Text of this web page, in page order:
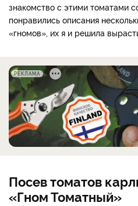
знакомство с этими томатами
понравились описания
«гномов», их я и решила
РЕКЛАМА
Посев томатов
«Гном Томатный»